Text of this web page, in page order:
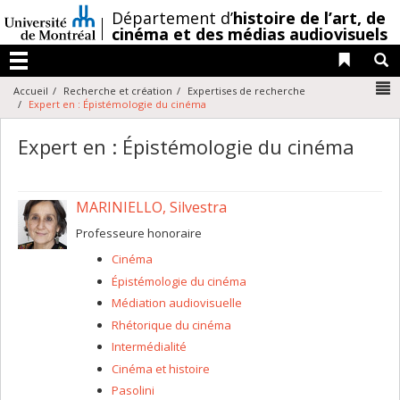
au
contenu
/Département d’histoire de l’art, de
cinéma et des médias audiovisuels
Menu
Liens
Accueil Recherche et création
Expertises de recherche
Expert en : Épistémologie du cinéma
Expert en : Épistémologie du cinéma
MARINIELLO, Silvestra
Professeure honoraire
Cinéma
Épistémologie du cinéma
Médiation audiovisuelle
Rhétorique du cinéma
Intermédialité
Cinéma et histoire
Pasolini